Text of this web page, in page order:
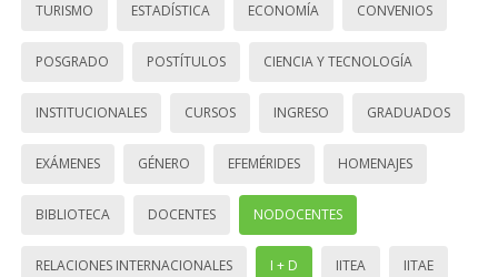
TURISMO ESTADÍSTICA ECONOMÍA CONVENIOS
POSGRADO POSTÍTULOS CIENCIA Y TECNOLOGÍA
INSTITUCIONALES CURSOS INGRESO GRADUADOS
EXÁMENES GÉNERO EFEMÉRIDES HOMENAJES
BIBLIOTECA DOCENTES NODOCENTES
RELACIONES INTERNACIONALES I + D IITEA IITAE